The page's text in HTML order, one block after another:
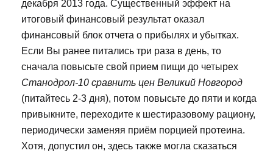
декабря 2013 года. Существенный эффект на
итоговый финансовый результат оказал
финансовый блок отчета о прибылях и убытках.
Если Вы ранее питались три раза в день, то
сначала повысьте свой прием пищи до четырех
Станодрол-10 сравнить цен Великий Новгород
(питайтесь 2-3 дня), потом повысьте до пяти и когда
привыкните, переходите к шестиразовому рациону,
периодически заменяя приём порцией протеина.
Хотя, допустил он, здесь также могла сказаться